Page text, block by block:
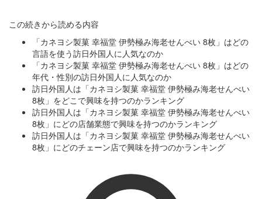
この続きから読める内容
「カネヨシ製菓 幸福堂 伊勢極み海老せんべい 8枚」はどの
言語を使う訪日外国人に人気なのか
「カネヨシ製菓 幸福堂 伊勢極み海老せんべい 8枚」はどの
年代・性別の訪日外国人に人気なのか
訪日外国人は「カネヨシ製菓 幸福堂 伊勢極み海老せんべい
8枚」をどこで興味を持つのかランキング
訪日外国人は「カネヨシ製菓 幸福堂 伊勢極み海老せんべい
8枚」にどの店舗業態で興味を持つのかランキング
訪日外国人は「カネヨシ製菓 幸福堂 伊勢極み海老せんべい
8枚」にどのチェーン店で興味を持つのかランキング